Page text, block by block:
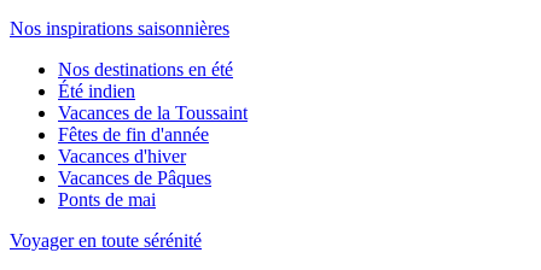
Nos inspirations saisonnières
Nos destinations en été
Été indien
Vacances de la Toussaint
Fêtes de fin d'année
Vacances d'hiver
Vacances de Pâques
Ponts de mai
Voyager en toute sérénité